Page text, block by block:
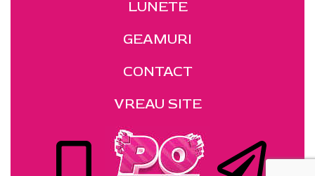
LUNETE
GEAMURI
CONTACT
VREAU SITE